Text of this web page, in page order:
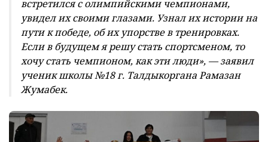
встретился с олимпийскими чемпионами,
увидел их своими глазами. Узнал их истории на
пути к победе, об их упорстве в тренировках.
Если в будущем я решу стать спортсменом, то
хочу стать чемпионом, как эти люди», — заявил
ученик школы №18 г. Талдыкоргана Рамазан
Жумабек.